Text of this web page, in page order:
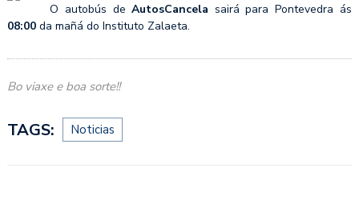
O autobús deAutosCancela sairá para Pontevedra ás
08:00 da mañá do Instituto Zalaeta.
Bo viaxe e boa sorte!!
TAGS: Noticias